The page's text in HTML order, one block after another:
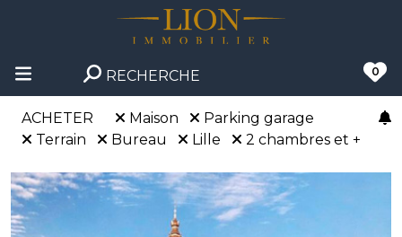
RECHERCHE 0
ACHETER Maison
Parking garage
Terrain
Bureau Lille 2 chambres et +